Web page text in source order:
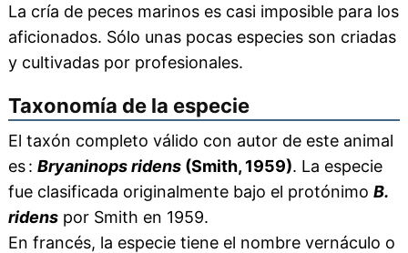
La cría de peces marinos es casi imposible para los
aficionados. Sólo unas pocas especies son criadas
y cultivadas por profesionales.
Taxonomía de la especie
El taxón completo válido con autor de este animal
es : Bryaninops ridens(Smith, 1959). La especie
fue clasificada originalmente bajo el protónimo B.
ridenspor Smith en 1959.
En francés, la especie tiene el nombre vernáculo o